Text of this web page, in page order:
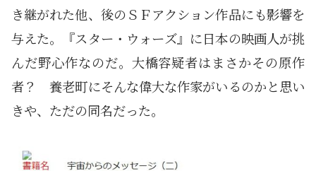
き継がれた他、後のＳＦアクション作品にも影響を
与えた。『スター・ウォーズ』に日本の映画人が挑
んだ野心作なのだ。大橋容疑者はまさかその原作
者？ 養老町にそんな偉大な作家がいるのかと思い
きや、ただの同名だった。